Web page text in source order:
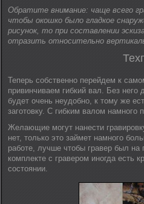
Обратите внимание: чаще всего
чтобы окошко было гладкое
рисунок, то при составлении
отразить относительно
Теперь собственно перейдем к
привинчиваем гибкий вал. Без него
будет очень неудобно, к тому же
заготовку. С гибким валом намного
Желающие могут нанести
нет, только это займет намного
работе, лучше чтобы гравер был на
комплекте с гравером иногда есть
состоянии.